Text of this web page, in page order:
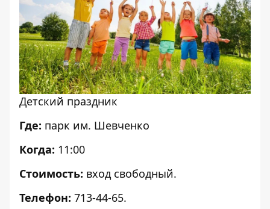
Детский праздник
Где: парк им. Шевченко
Когда: 11:00
Стоимость: вход свободный.
Телефон: 713-44-65.